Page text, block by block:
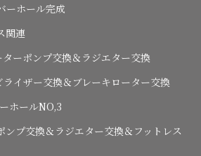
ーホール完成
関連
ーポンプ交換＆ラジエター交換
イザー交換＆ブレーキローター交換
ホールNO,3
プ交換＆ラジエター交換＆フットレス